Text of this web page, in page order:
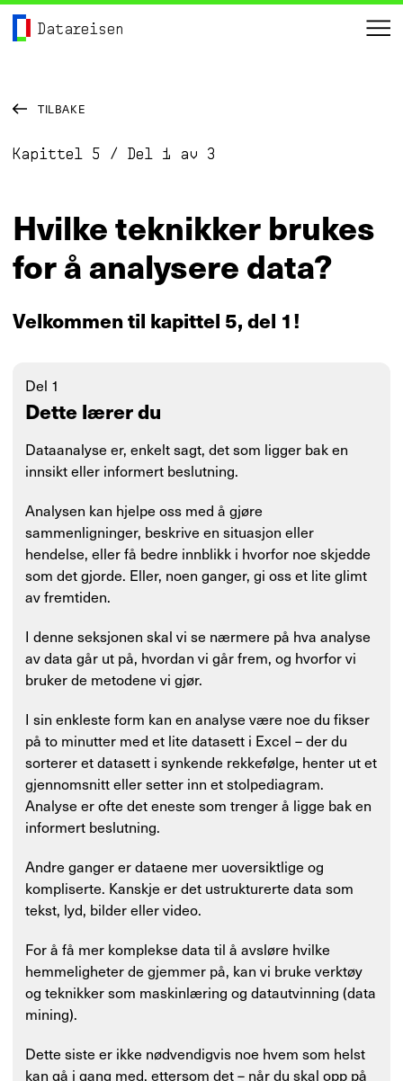
Hopp til hovedinnhold
Gå til forsiden
Datareisen
TILBAKE
Kapittel 5 / Del 1 av 3
Hvilke teknikker brukes
for å analysere data?
Velkommen til kapittel 5, del 1!
Del 1
Dette lærer du
Dataanalyse er, enkelt sagt, det som ligger bak en
innsikt eller informert beslutning.
Analysen kan hjelpe oss med å gjøre
sammenligninger, beskrive en situasjon eller
hendelse, eller få bedre innblikk i hvorfor noe skjedde
som det gjorde. Eller, noen ganger, gi oss et lite glimt
av fremtiden.
I denne seksjonen skal vi se nærmere på hva analyse
av data går ut på, hvordan vi går frem, og hvorfor vi
bruker de metodene vi gjør.
I sin enkleste form kan en analyse være noe du fikser
på to minutter med et lite datasett i Excel – der du
sorterer et datasett i synkende rekkefølge, henter ut et
gjennomsnitt eller setter inn et stolpediagram.
Analyse er ofte det eneste som trenger å ligge bak en
informert beslutning.
Andre ganger er dataene mer uoversiktlige og
kompliserte. Kanskje er det ustrukturerte data som
tekst, lyd, bilder eller video.
For å få mer komplekse data til å avsløre hvilke
hemmeligheter de gjemmer på, kan vi bruke verktøy
og teknikker som maskinlæring og datautvinning (data
mining).
Dette siste er ikke nødvendigvis noe hvem som helst
kan gå i gang med, ettersom det – når du skal opp på